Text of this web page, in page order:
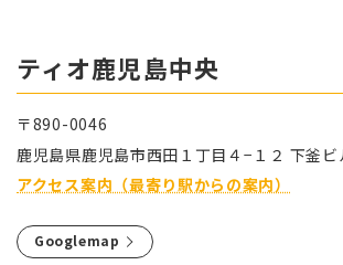
ティオ⿅児島中央
〒890-0046
⿅児島県⿅児島市⻄⽥１丁⽬４−１２ 下釜ビ
アクセス案内（最寄り駅からの案内）
Googlemap